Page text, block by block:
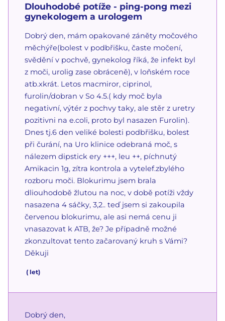
Dlouhodobé potíže - ping-pong mezi
gynekologem a urologem
Dobrý den, mám opakované záněty močového
měchýře(bolest v podbřišku, časte močení,
svědění v pochvě, gynekolog říká, že infekt byl
z moči, urolig zase obráceně), v loňském roce
atb.xkrát. Letos macmiror, ciprinol,
furolin/dobran v So 4.5.( kdy moč byla
negativní, výtér z pochvy taky, ale stěr z uretry
pozitivni na e.coli, proto byl nasazen Furolin).
Dnes tj.6 den veliké bolesti podbřišku, bolest
při čurání, na Uro klinice odebraná moč, s
nálezem dipstick ery +++, leu ++, píchnutý
Amikacin 1g, zítra kontrola a vytelef.zbylého
rozboru moči. Blokurimu jsem brala
dliouhodobě žlutou na noc, v době potíži vždy
nasazena 4 sáčky, 3,2.. teď jsem si zakoupila
červenou blokurimu, ale asi nemá cenu ji
vnasazovat k ATB, že? Je případně možné
zkonzultovat tento začarovaný kruh s Vámi?
Děkuji
( let)
Dobrý den,